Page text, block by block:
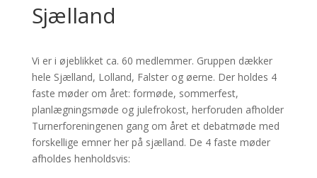
Sjælland
Vi er i øjeblikket ca. 60 medlemmer. Gruppen dækker
hele Sjælland, Lolland, Falster og øerne. Der holdes 4
faste møder om året: formøde, sommerfest,
planlægningsmøde og julefrokost, herforuden afholder
Turnerforeningenen gang om året et debatmøde med
forskellige emner her på sjælland. De 4 faste møder
afholdes henholdsvis: